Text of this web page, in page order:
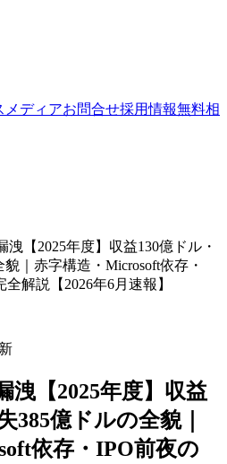
メディアお問合せ採用情報無料相
洩【2025年度】収益130億ドル・
｜赤字構造・Microsoft依存・
解説【2026年6月速報】
洩【2025年度】収益
385億ドルの全貌｜
依存・IPO前夜の